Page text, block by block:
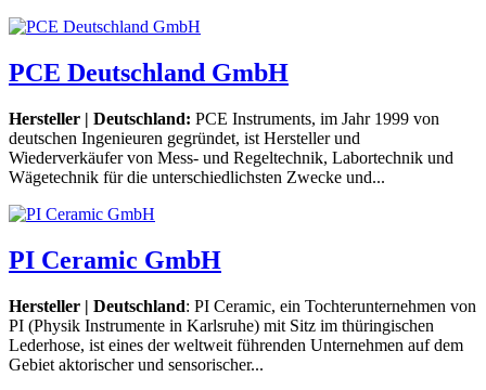
PCE Deutschland GmbH
Hersteller | Deutschland: PCE Instruments, im Jahr 1999 von
deutschen Ingenieuren gegründet, ist Hersteller und
Wiederverkäufer von Mess- und Regeltechnik, Labortechnik und
Wägetechnik für die unterschiedlichsten Zwecke und...
PI Ceramic GmbH
Hersteller | Deutschland: PI Ceramic, ein Tochterunternehmen von
PI (Physik Instrumente in Karlsruhe) mit Sitz im thüringischen
Lederhose, ist eines der weltweit führenden Unternehmen auf dem
Gebiet aktorischer und sensorischer...